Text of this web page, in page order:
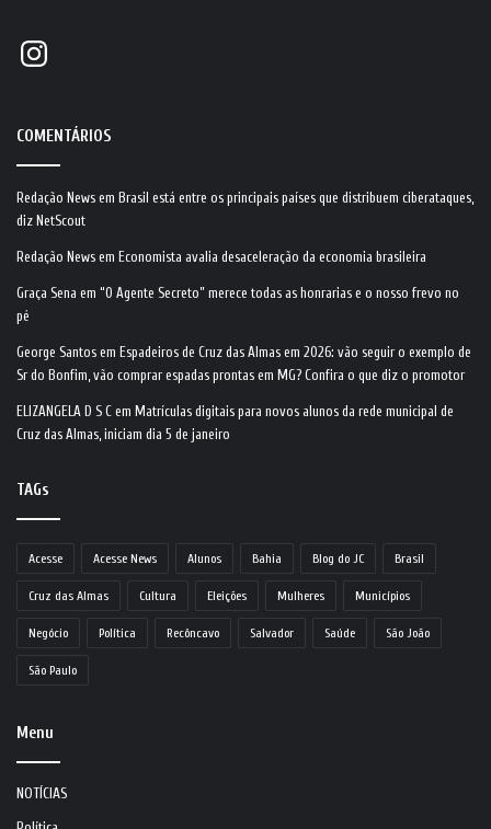
Instagram
COMENTÁRIOS
Redação News em Brasil está entre os principais países que distribuem ciberataques,
diz NetScout
Redação News em Economista avalia desaceleração da economia brasileira
Graça Sena em “O Agente Secreto” merece todas as honrarias e o nosso frevo no
pé
George Santos em Espadeiros de Cruz das Almas em 2026: vão seguir o exemplo de
Sr do Bonfim, vão comprar espadas prontas em MG? Confira o que diz o promotor
ELIZANGELA D S C em Matrículas digitais para novos alunos da rede municipal de
Cruz das Almas, iniciam dia 5 de janeiro
TAGs
Acesse Acesse News Alunos Bahia Blog do JC Brasil
Cruz das Almas Cultura Eleições Mulheres Municípios
Negócio Política Recôncavo Salvador Saúde São João
São Paulo
Menu
NOTÍCIAS